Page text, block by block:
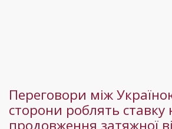
Руслан
Бортнік
Переговори між
сторони роблять ставку
продовження затяжної